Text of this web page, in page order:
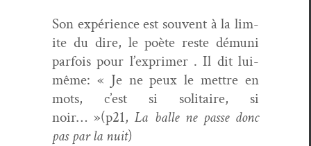
Son expéri­ence est sou­vent à la lim­
ite du dire, le poète reste dému­ni
par­fois pour l’exprimer . Il dit lui-
même: « Je ne peux le met­tre en
mots, c’est si soli­taire, si
noir… »(p21,La balle ne passe donc
pas par la nuit)